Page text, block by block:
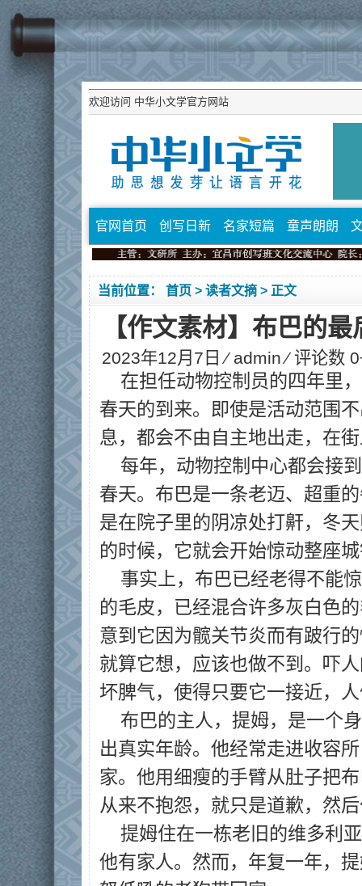
欢迎访问 中华小文学官方网站
官网首页 创写日新 名家短篇 童声朗朗
当前位置： 首页 > 读者文摘 > 正文
【作文素材】布巴的
2023年12月7日 ⁄ admin⁄ 评论数
在担任动物控制员的四年里
春天的到来。即使是活动范围
息，都会不由自主地出走，在
每年，动物控制中心都会接
春天。布巴是一条老迈、超重
是在院子里的阴凉处打鼾，冬
的时候，它就会开始惊动整座
事实上，布巴已经老得不能
的毛皮，已经混合许多灰白色
意到它因为髋关节炎而有跛行
就算它想，应该也做不到。吓
坏脾气，使得只要它一接近，
布巴的主人，提姆，是一个
出真实年龄。他经常走进收容
家。他用细瘦的手臂从肚子把
从来不抱怨，就只是道歉，然
提姆住在一栋老旧的维多利
他有家人。然而，年复一年，